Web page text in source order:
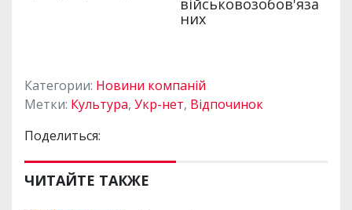
Категории: Новини компаній
Метки: Культура, Укр-нет, Відпочинок
Поделиться:
ЧИТАЙТЕ ТАКЖЕ